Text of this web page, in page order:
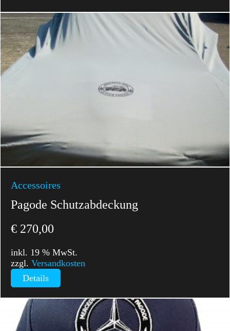
Accessoires
Pagode Schutzabdeckung
€ 270,00
inkl. 19 % MwSt.
zzgl.Versandkosten
Details